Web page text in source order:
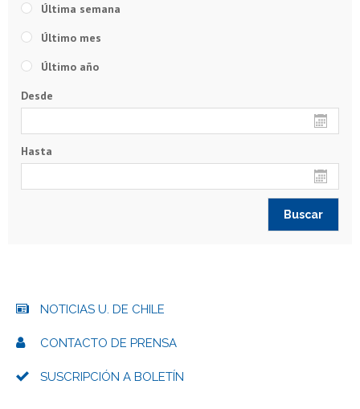
Última semana
Último mes
Último año
Desde
Hasta
NOTICIAS U. DE CHILE
CONTACTO DE PRENSA
SUSCRIPCIÓN A BOLETÍN